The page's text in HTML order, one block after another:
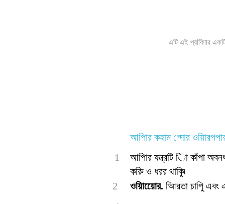
এটি এই প্রকািিার
আপিার কহাম প্দোর
1
আপিার যন্ত্রটি িা কাঁপা
করুি ও ধরর থাকুি৷
2
ওয়ািয়েোর. আিরতা চাপুি এবং